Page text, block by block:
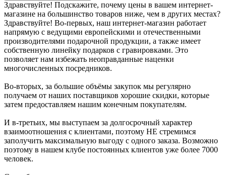
Здравствуйте! Подскажите, почему цены в вашем интернет-
магазине на большинство товаров ниже, чем в других местах?
Здравствуйте! Во-первых, наш интернет-магазин работает
напрямую с ведущими европейскими и отечественными
производителями подарочной продукции, а также имеет
собственную линейку подарков с гравировками. Это
позволяет нам избежать неоправданные наценки
многочисленных посредников.
Во-вторых, за большие объёмы закупок мы регулярно
получаем от наших поставщиков хорошие скидки, которые
затем предоставляем нашим конечным покупателям.
И в-третьих, мы выступаем за долгосрочный характер
взаимоотношения с клиентами, поэтому НЕ стремимся
заполучить максимальную выгоду с одного заказа. Возможно
поэтому в нашем клубе постоянных клиентов уже более 7000
человек.